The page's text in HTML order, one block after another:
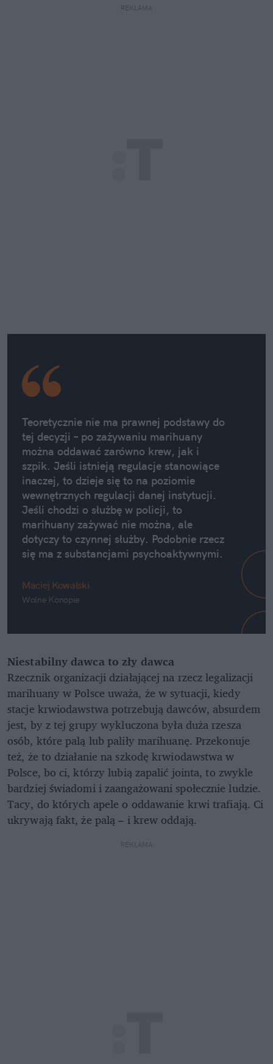
REKLAMA
Maciej Kowalski
Wolne Konopie
Teoretycznie nie ma prawnej podstawy do
tej decyzji – po zażywaniu marihuany
można oddawać zarówno krew, jak i
szpik. Jeśli istnieją regulacje stanowiące
inaczej, to dzieje się to na poziomie
wewnętrznych regulacji danej instytucji.
Jeśli chodzi o służbę w policji, to
marihuany zażywać nie można, ale
dotyczy to czynnej służby. Podobnie rzecz
się ma z substancjami psychoaktywnymi.
Niestabilny dawca to zły dawca
Rzecznik organizacji działającej na rzecz legalizacji
marihuany w Polsce uważa, że w sytuacji, kiedy
stacje krwiodawstwa potrzebują dawców, absurdem
jest, by z tej grupy wykluczona była duża rzesza
osób, które palą lub paliły marihuanę. Przekonuje
też, że to działanie na szkodę krwiodawstwa w
Polsce, bo ci, którzy lubią zapalić jointa, to zwykle
bardziej świadomi i zaangażowani społecznie ludzie.
Tacy, do których apele o oddawanie krwi trafiają. Ci
ukrywają fakt, że palą – i krew oddają.
REKLAMA